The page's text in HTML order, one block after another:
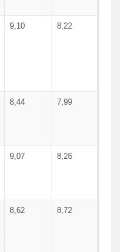
9,10 8,22
8,44 7,99
9,07 8,26
8,62 8,72